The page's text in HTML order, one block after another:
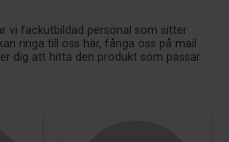
vi fackutbildad personal som sitter
ringa till oss här, fånga oss på mail
dig att hitta den produkt som passar